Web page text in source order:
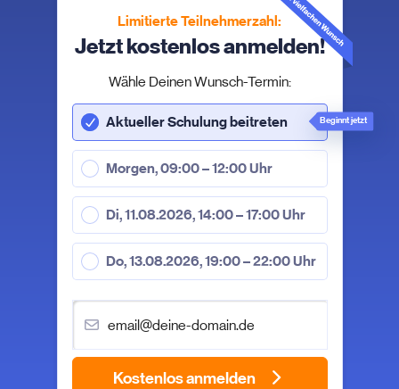
Limitierte Teilnehmerzahl:
Jetzt kostenlos anmelden!
Wähle Deinen Wunsch-Termin:
Aktueller Schulung beitreten Beginnt jetzt
Morgen, 09:00 – 12:00 Uhr
Di, 11.08.2026, 14:00 – 17:00 Uhr
Do, 13.08.2026, 19:00 – 22:00 Uhr
Kostenlos anmelden